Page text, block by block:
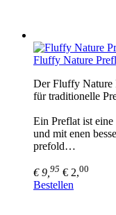
Fluffy Nature
Der Fluffy Nature
für traditionelle
Ein Preflat ist
und mit enen
prefold…
€ 9,95 € 2,00
Bestellen